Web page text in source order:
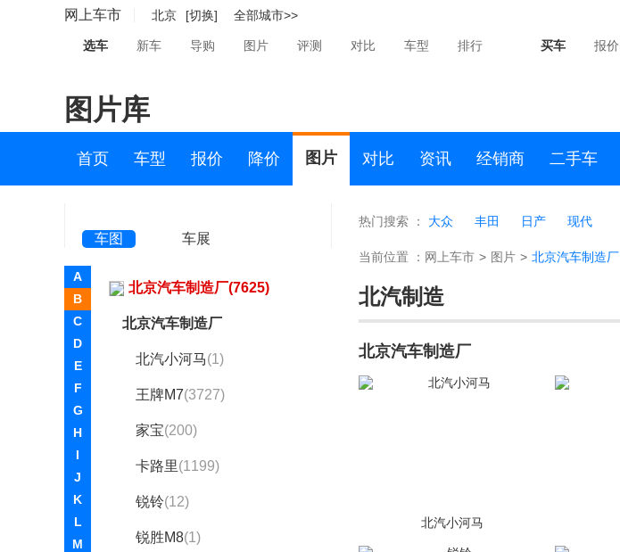
网上车市 北京 [切换] 全部城市>>
选车 新车 导购 图片 评测 对比 车型 排行 买车 报价
图片库
首页 车型 报价 降价 图片 对比 资讯 经销商 二手车
车图 车展
A
B
C
D
E
F
G
H
I
J
K
L
M
宝骏(26802)
宝骐汽车(1)
BEIJING汽车(18337)
北京汽车制造厂(7625)
北京汽车制造厂
北汽小河马(1)
王牌M7(3727)
家宝(200)
卡路里(1199)
锐铃(12)
锐胜M8(1)
热门搜索 ： 大众 丰田 日产 现代
当前位置 ： 网上车市 > 图片 > 北京汽车制造厂
北汽制造
北京汽车制造厂
北汽小河马